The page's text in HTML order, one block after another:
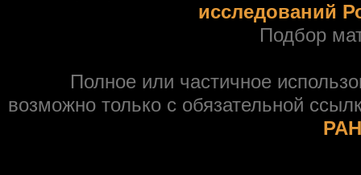
исследований
Подбор
Полное или частичное
возможно только с обязательной